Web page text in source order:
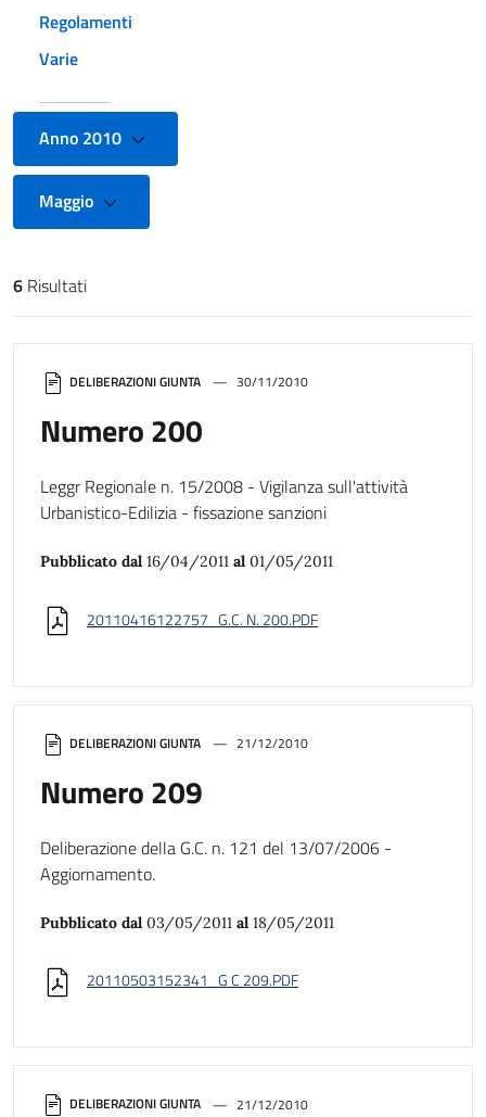
Regolamenti
Varie
Anno 2010
Maggio
Risultati di ricerca
6 Risultati
DELIBERAZIONI GIUNTA 21/12/2010
DELIBERAZIONI GIUNTA 21/12/2010
Numero 209
Deliberazione della G.C. n. 121 del 13/07/2006 -
Aggiornamento.
Pubblicato dal 03/05/2011 al 18/05/2011
20110503152341_G C 209.PDF
DELIBERAZIONI GIUNTA 30/11/2010
Numero 200
Leggr Regionale n. 15/2008 - Vigilanza sull'attività
Urbanistico-Edilizia - fissazione sanzioni
Pubblicato dal 16/04/2011 al 01/05/2011
20110416122757_G.C. N. 200.PDF